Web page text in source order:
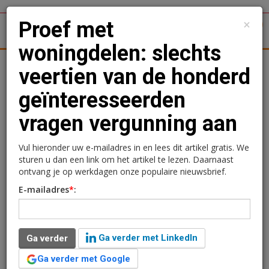
Woningmarkt Kantoren Logistiek
Proef met woningdelen:
slechts veertien van de
honderd
geïnteresseerden vragen
vergunning aan
Redactie
19 juli 2024 om 10:06
2 jaar geleden aangepast
3 minuten leestijd
De Limburgse gemeente Peel en Maas is in september
×
Proef met
woningdelen: slechts
veertien van de honderd
geïnteresseerden
vragen vergunning aan
Vul hieronder uw e-mailadres in en lees dit artikel gratis. We
sturen u dan een link om het artikel te lezen. Daarnaast
ontvang je op werkdagen onze populaire nieuwsbrief.
E-mailadres*:
Ga verder
Ga verder met LinkedIn
Ga verder met Google